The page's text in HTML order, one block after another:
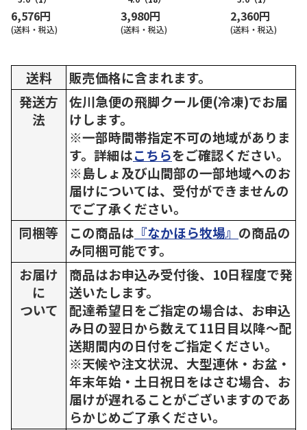
6,576円
(送料・税込)
3,980円
(送料・税込)
2,360円
(送料・税込)
送料
販売価格に含まれます。
発送方
法
佐川急便の飛脚クール便(冷凍)でお届
けします。
※一部時間帯指定不可の地域がありま
す。詳細はこちらをご確認ください。
※島しょ及び山間部の一部地域へのお
届けについては、受付ができませんの
でご了承ください。
同梱等
この商品は 『なかほら牧場』 の商品の
み同梱可能です。
お届け
に
ついて
商品はお申込み受付後、10日程度で発
送いたします。
配達希望日をご指定の場合は、お申込
み日の翌日から数えて11日目以降～配
送期間内の日付をご指定ください。
※天候や注文状況、大型連休・お盆・
年末年始・土日祝日をはさむ場合、お
届けが遅れることがございますのであ
らかじめご了承ください。